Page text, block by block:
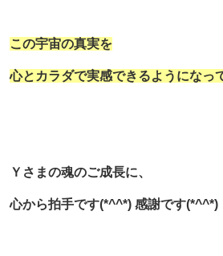
この宇宙の真実を
心とカラダで実感できるようになっ
Ｙさまの魂のご成長に、
心から拍手です(*^^*) 感謝です(*^^*)